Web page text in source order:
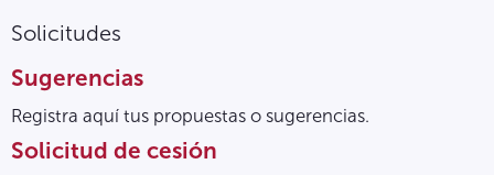
Solicitudes
Sugerencias
Registra aquí tus propuestas o sugerencias.
Solicitud de cesión